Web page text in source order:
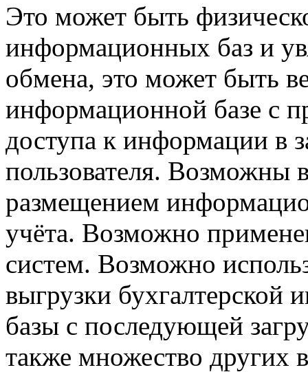
Это может быть
информационных баз и
обмена, это может быть
информационной базе с
доступа к информации в
пользователя. Возможны
размещением
учёта. Возможно
систем. Возможно
выгрузки бухгалтерской
базы с последующей
также множество других